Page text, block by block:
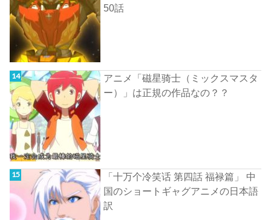
50話
アニメ「磁星骑士（ミックスマスタ
ー）」は正規の作品なの？？
「十万个冷笑话 第四話 福禄篇」 中
国のショートギャグアニメの日本語
訳